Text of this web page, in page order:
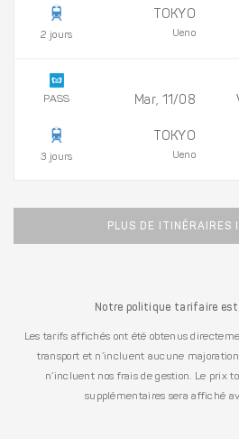
2 jours
TOKYO
Ueno
PASS
3 jours
Mar, 11/08
TOKYO
Ueno
PLUS DE ITINÉRAIRES
Notre politique tarifaire
Les tarifs affichés ont été obtenus
transport et n’incluent aucune
n’incluent nos frais de gestion. Le prix
supplémentaires sera affiché